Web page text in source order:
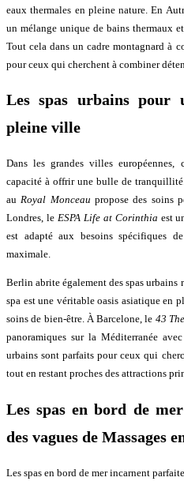
eaux thermales en pleine nature. En
un mélange unique de bains thermaux
Tout cela dans un cadre montagnard à
pour ceux qui cherchent à combiner
Les spas urbains pour
pleine ville
Dans les grandes villes
capacité à offrir une bulle de
auRoyal Monceau propose des soins
Londres, le ESPA Life at Corinthia est
est adapté aux besoins spécifiques
maximale.
Berlin abrite également des spas urbains
spa est une véritable oasis asiatique en
soins de bien-être. À Barcelone, le 43
panoramiques sur la Méditerranée
urbains sont parfaits pour ceux qui
tout en restant proches des attractions
Les spas en bord de
des vagues de Massages
Les spas en bord de mer incarnent